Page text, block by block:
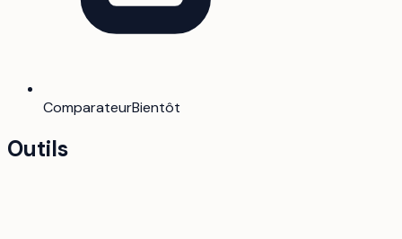
ComparateurBientôt
Outils